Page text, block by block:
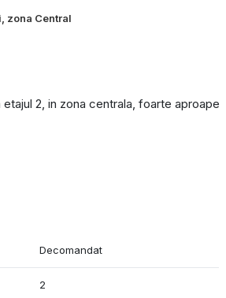
zona Central
2, in zona centrala, foarte aproape
Decomandat
2